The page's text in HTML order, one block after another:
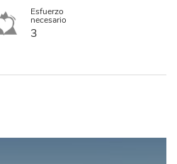
Esfuerzo
necesario
3